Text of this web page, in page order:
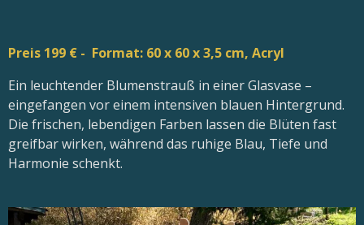
Preis 199 € - Format: 60 x 60 x 3,5 cm, Acryl
Ein leuchtender Blumenstrauß in einer Glasvase –
eingefangen vor einem intensiven blauen Hintergrund.
Die frischen, lebendigen Farben lassen die Blüten fast
greifbar wirken, während das ruhige Blau, Tiefe und
Harmonie schenkt.